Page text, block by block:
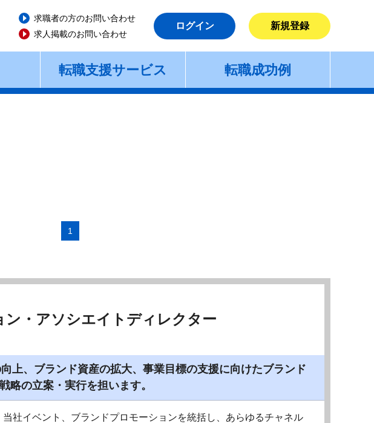
求職者の方のお問い合わせ
求人掲載のお問い合わせ
ログイン 新規登録
転職支援サービス 転職成功例
1
・アソシエイトディレクター
上、ブランド資産の拡大、事業目標の支援に向けたブランド
略の立案・実行を担います。
社イベント、ブランドプロモーションを統括し、あらゆるチャネル